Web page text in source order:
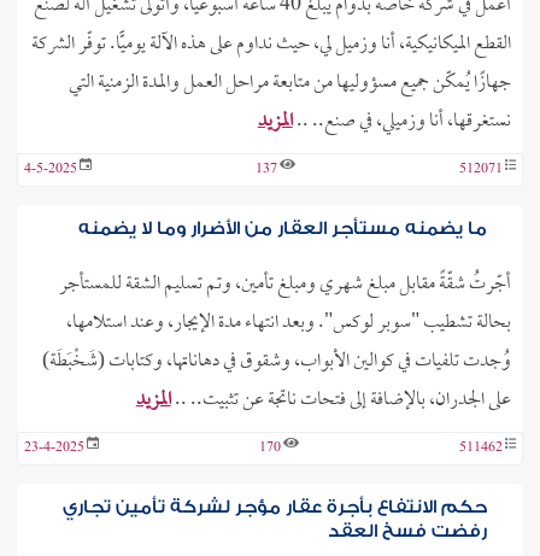
القطع الميكانيكية، أنا وزميل لي، حيث نداوم على هذه الآلة يوميًّا. توفّر الشركة
جهازًا يُمكّن جميع مسؤوليها من متابعة مراحل العمل والمدة الزمنية التي
نستغرقها، أنا وزميلي، في صنع.. ..المزيد
512071
137
4-5-2025
ما يضمنه مستأجر العقار من الأضرار وما لا يضمنه
أجّرتُ شقّةً مقابل مبلغ شهري ومبلغ تأمين، وتم تسليم الشقة للمستأجر
بحالة تشطيب "سوبر لوكس". وبعد انتهاء مدة الإيجار، وعند استلامها،
وُجدت تلفيات في كوالين الأبواب، وشقوق في دهاناتها، وكتابات (شَخْبَطَة)
على الجدران، بالإضافة إلى فتحات ناتجة عن تثبيت.. ..المزيد
511462
170
23-4-2025
حكم الانتفاع بأجرة عقار مؤجر لشركة تأمين تجاري
رفضت فسخ العقد